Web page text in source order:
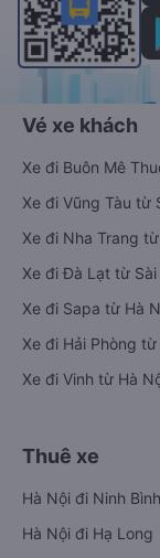
Vé xe khách
Xe đi Buôn Mê
Xe đi Vũng Tàu từ
Xe đi Nha Trang
Xe đi Đà Lạt từ Sài
Xe đi Sapa từ Hà
Xe đi Hải Phòng
Xe đi Vinh từ Hà
Thuê xe
Hà Nội đi Ninh Bình
Hà Nội đi Hạ Long